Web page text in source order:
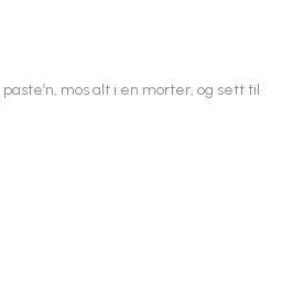
mos alt i en morter, og sett til